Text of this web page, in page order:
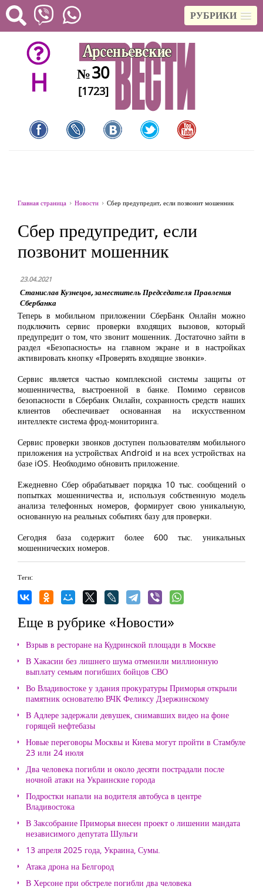
РУБРИКИ
H №30
[1723]
Главная страница Новости Сбер предупредит, если позвонит мошенник
Сбер предупредит, если
позвонит мошенник
23.04.2021
Станислав Кузнецов, заместитель Председателя Правления
Сбербанка
Теперь в мобильном приложении СберБанк Онлайн можно
подключить сервис проверки входящих вызовов, который
предупредит о том, что звонит мошенник. Достаточно зайти в
раздел «Безопасность» на главном экране и в настройках
активировать кнопку «Проверять входящие звонки».
Сервис является частью комплексной системы защиты от
мошенничества, выстроенной в банке. Помимо сервисов
безопасности в Сбербанк Онлайн, сохранность средств наших
клиентов обеспечивает основанная на искусственном
интеллекте система фрод-мониторинга.
Сервис проверки звонков доступен пользователям мобильного
приложения на устройствах Android и на всех устройствах на
базе iOS. Необходимо обновить приложение.
Ежедневно Сбер обрабатывает порядка 10 тыс. сообщений о
попытках мошенничества и, используя собственную модель
анализа телефонных номеров, формирует свою уникальную,
основанную на реальных событиях базу для проверки.
Сегодня база содержит более 600 тыс. уникальных
мошеннических номеров.
Теги:
Еще в рубрике «Новости»
Взрыв в ресторане на Кудринской площади в Москве
В Хакасии без лишнего шума отменили миллионную
выплату семьям погибших бойцов СВО
Во Владивостоке у здания прокуратуры Приморья открыли
памятник основателю ВЧК Феликсу Дзержинскому
В Адлере задержали девушек, снимавших видео на фоне
горящей нефтебазы
Новые переговоры Москвы и Киева могут пройти в Стамбуле
23 или 24 июля
Два человека погибли и около десяти пострадали после
ночной атаки на Украинские города
Подростки напали на водителя автобуса в центре
Владивостока
В Заксобрание Приморья внесен проект о лишении мандата
независимого депутата Шульги
13 апреля 2025 года, Украина, Сумы.
Атака дрона на Белгород
В Херсоне при обстреле погибли два человека